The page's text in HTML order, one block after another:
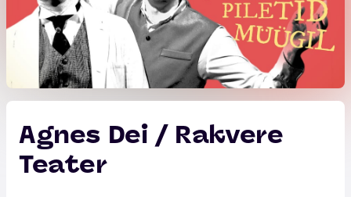
Agnes Dei / Rakvere
Teater